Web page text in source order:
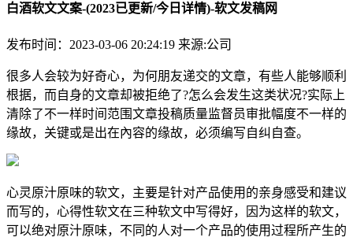
白酒软文文案-(2023已更新/今日详情)-软文发稿网
发布时间：2023-03-06 20:24:19 来源:公司
很多人会较为好奇心，为何朋友递交的文章，有些人能够顺利
根据，而自身的文章却被拒绝了?怎么会发生这类状况?实际上
清除了不一样时间范围文章投稿质量监督员审批幅度不一样的
缘故，关键或是出在內容的缘故，必须编写自纠自查。
心灵原汁原味的软文，主要是针对产品使用的亲身感受和建议
而写的，心得性软文在三种软文中写得好，因为这样的软文，
可以绝对原汁原味，不同的人对一个产品的使用过程所产生的